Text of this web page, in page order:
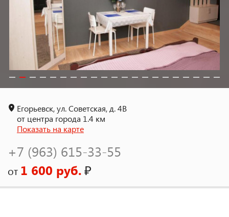
Егорьевск, ул. Советская, д. 4В
от центра города 1.4 км
Показать на карте
+7 (963) 615-33-55
от 1 600 руб.₽